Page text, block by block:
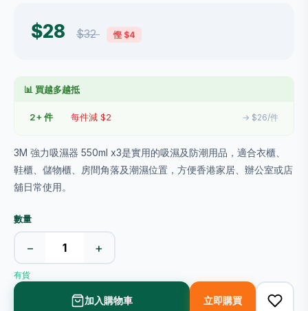
$28 $32 慳 $4
📊 買越多越抵
2+ 件 每件減 $2 → $26/件
3M 強力吸濕器 550ml x3是實用的吸濕及防潮用品，適合衣櫃、
鞋櫃、儲物櫃、房間角落及潮濕位置，方便香港家居、辦公室或店
舖日常使用。
數量
− +
有貨
加入購物車 立即購買